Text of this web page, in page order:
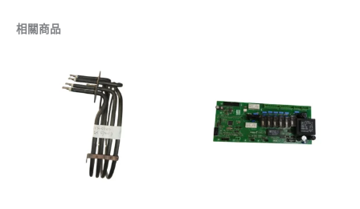
相關商品